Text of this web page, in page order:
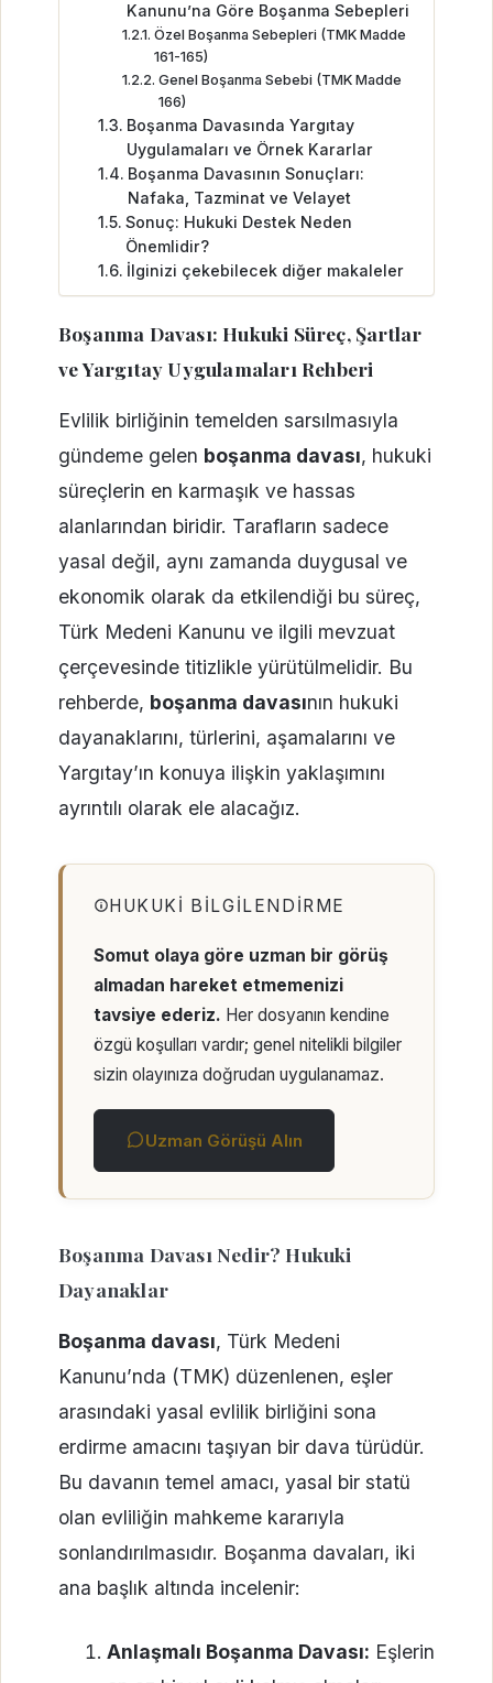
Kanunu’na Göre Boşanma Sebepleri
Özel Boşanma Sebepleri (TMK Madde
161-165)
Genel Boşanma Sebebi (TMK Madde
166)
Boşanma Davasında Yargıtay
Uygulamaları ve Örnek Kararlar
Boşanma Davasının Sonuçları:
Nafaka, Tazminat ve Velayet
Sonuç: Hukuki Destek Neden
Önemlidir?
İlginizi çekebilecek diğer makaleler
Boşanma Davası: Hukuki Süreç, Şartlar
ve Yargıtay Uygulamaları Rehberi
Evlilik birliğinin temelden sarsılmasıyla
gündeme gelen boşanma davası, hukuki
süreçlerin en karmaşık ve hassas
alanlarından biridir. Tarafların sadece
yasal değil, aynı zamanda duygusal ve
ekonomik olarak da etkilendiği bu süreç,
Türk Medeni Kanunu ve ilgili mevzuat
çerçevesinde titizlikle yürütülmelidir. Bu
rehberde, boşanma davasının hukuki
dayanaklarını, türlerini, aşamalarını ve
Yargıtay’ın konuya ilişkin yaklaşımını
ayrıntılı olarak ele alacağız.
HUKUKI BILGILENDIRME
Somut olaya göre uzman bir görüş
almadan hareket etmemenizi
tavsiye ederiz. Her dosyanın kendine
özgü koşulları vardır; genel nitelikli bilgiler
sizin olayınıza doğrudan uygulanamaz.
Uzman Görüşü Alın
Boşanma Davası Nedir? Hukuki
Dayanaklar
Boşanma davası, Türk Medeni
Kanunu’nda (TMK) düzenlenen, eşler
arasındaki yasal evlilik birliğini sona
erdirme amacını taşıyan bir dava türüdür.
Bu davanın temel amacı, yasal bir statü
olan evliliğin mahkeme kararıyla
sonlandırılmasıdır. Boşanma davaları, iki
ana başlık altında incelenir:
Anlaşmalı Boşanma Davası: Eşlerin